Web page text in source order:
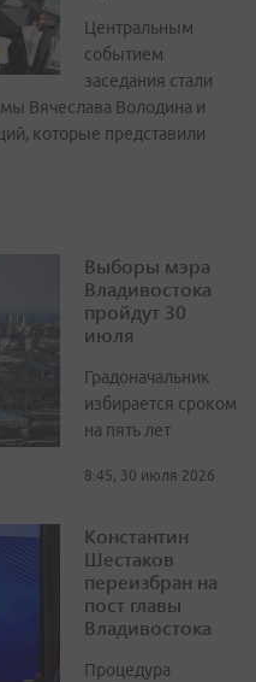
Центральным
событием
заседания стали
Вячеслава Володина и
которые представили
Выборы мэра
Владивостока
пройдут 30
июля
Градоначальник
избирается сроком
на пять лет
8:45, 30 июля 2026
Константин
Шестаков
переизбран на
пост главы
Владивостока
Процедура